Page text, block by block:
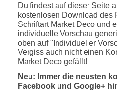
Du findest auf dieser Seite
kostenlosen Download des
Schriftart Market Deco und
individuelle Vorschau
oben auf "Individueller
Vergiss auch nicht einen
Market Deco gefällt!
Neu: Immer die neusten
Facebook und Google+